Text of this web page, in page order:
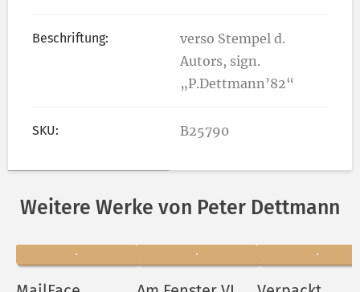
Beschriftung:
verso Stempel d.
Autors, sign.
„P.Dettmann’82“
SKU: B25790
Weitere Werke von Peter Dettmann